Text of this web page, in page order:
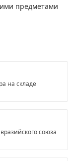
предметами
на складе
союза